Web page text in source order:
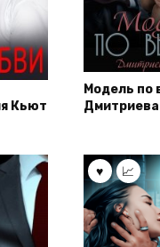
Кьют
Модель по